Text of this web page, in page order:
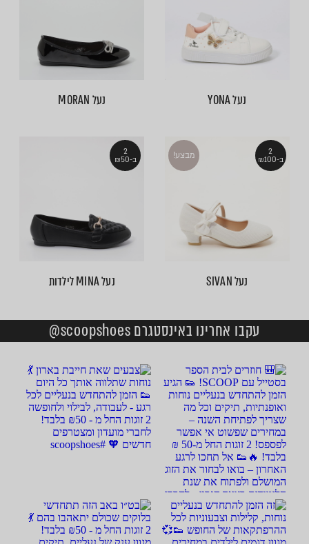
נעל YONA נעל MORAN
2
ב-₪100
מבצע!
נעל SIVAN
2
ב-₪50
נעל MINA לילדות
עקבו אחרינו באינסטגרם scoopshoes@